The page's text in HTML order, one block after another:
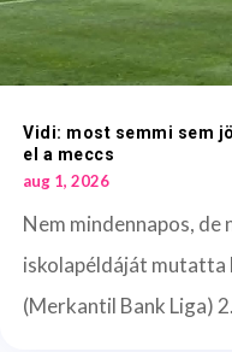
Vidi: most semmi sem
el a meccs
aug 1, 2026
Nem mindennapos, de
iskolapéldáját mutatta
(Merkantil Bank Liga)